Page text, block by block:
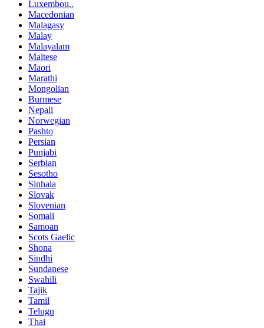
Luxembou..
Macedonian
Malagasy
Malay
Malayalam
Maltese
Maori
Marathi
Mongolian
Burmese
Nepali
Norwegian
Pashto
Persian
Punjabi
Serbian
Sesotho
Sinhala
Slovak
Slovenian
Somali
Samoan
Scots Gaelic
Shona
Sindhi
Sundanese
Swahili
Tajik
Tamil
Telugu
Thai